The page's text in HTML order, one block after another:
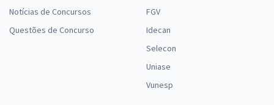
Notícias de Concursos
Questões de Concurso
FGV
Idecan
Selecon
Uniase
Vunesp